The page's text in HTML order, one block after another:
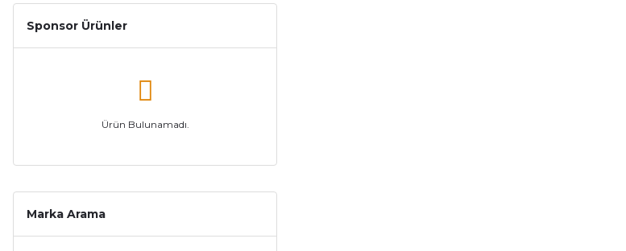
Sponsor Ürünler
Ürün Bulunamadı.
Marka Arama